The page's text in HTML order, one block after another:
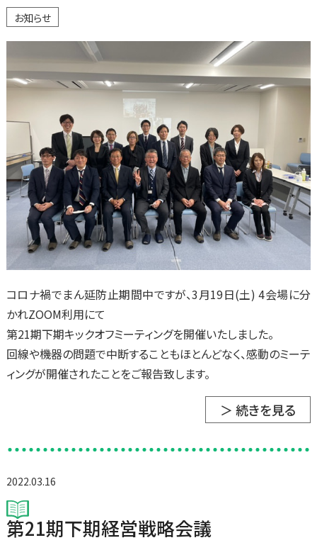
お知らせ
コロナ禍でまん延防止期間中ですが、3月19日(土) 4会場に分
かれZOOM利用にて
第21期下期キックオフミーティングを開催いたしました。
回線や機器の問題で中断することもほとんどなく、感動のミーテ
ィングが開催されたことをご報告致します。
＞ 続きを見る
2022.03.16
第21期下期経営戦略会議